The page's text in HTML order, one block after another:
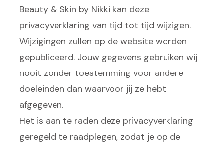
Beauty & Skin by Nikki kan deze
privacyverklaring van tijd tot tijd wijzigen.
Wijzigingen zullen op de website worden
gepubliceerd. Jouw gegevens gebruiken wij
nooit zonder toestemming voor andere
doeleinden dan waarvoor jij ze hebt
afgegeven.
Het is aan te raden deze privacyverklaring
geregeld te raadplegen, zodat je op de